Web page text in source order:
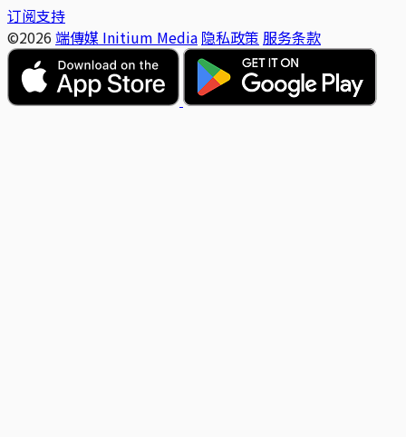
订阅支持
©2026 端傳媒 Initium Media 隐私政策 服务条款